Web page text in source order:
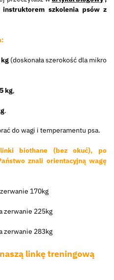
instruktorem szkolenia psów z
(doskonała szerokość dla mikro
kg,
.
do wagi i temperamentu psa.
biothane (bez okuć), po
znali orientacyjną wagę
170kg
zerwanie 225kg
zerwanie 283kg
linkę treningową